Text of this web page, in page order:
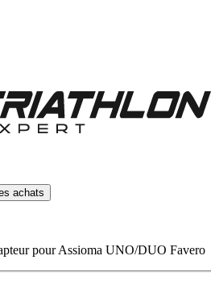
achats
pour Assioma UNO/DUO Favero